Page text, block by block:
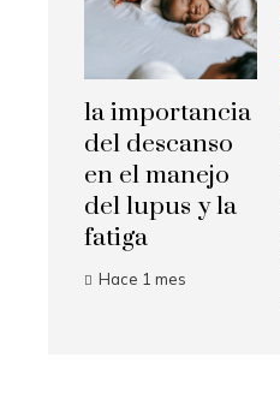
la importancia
del descanso
en el manejo
del lupus y la
fatiga
Hace 1 mes